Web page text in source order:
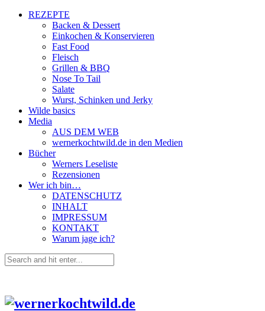
REZEPTE
Backen & Dessert
Einkochen & Konservieren
Fast Food
Fleisch
Grillen & BBQ
Nose To Tail
Salate
Wurst, Schinken und Jerky
Wilde basics
Media
AUS DEM WEB
wernerkochtwild.de in den Medien
Bücher
Werners Leseliste
Rezensionen
Wer ich bin…
DATENSCHUTZ
INHALT
IMPRESSUM
KONTAKT
Warum jage ich?